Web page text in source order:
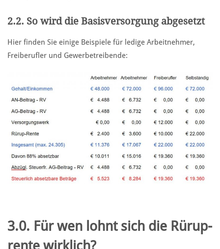
2.2. So wird die Basisversorgung abgesetzt
Hier finden Sie einige Beispiele für ledige Arbeitnehmer,
Freiberufler und Gewerbetreibende:
3.0. Für wen lohnt sich die Rürup-